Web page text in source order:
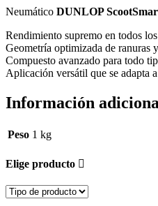
Neumático DUNLOP
Rendimiento supremo en todos los
Geometría optimizada de ranuras
Compuesto avanzado para todo
Aplicación versátil que se adapta
Información
Peso 1 kg
Elige producto